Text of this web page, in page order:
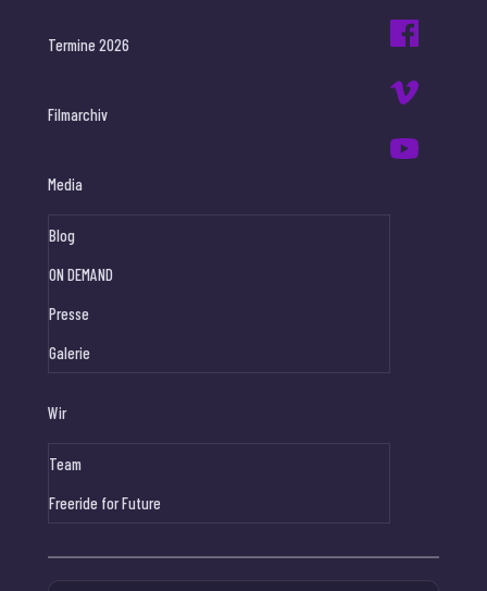
Termine 2026
Filmarchiv
Media
Blog
ON DEMAND
Presse
Galerie
Wir
Team
Freeride for Future